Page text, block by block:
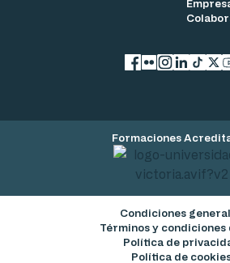
Formaciones
Condiciones
Términos y condiciones
Política de
Política de